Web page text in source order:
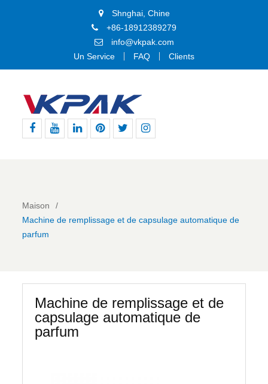
Shnghai, Chine
+86-18912389279
info@vkpak.com
Un Service
FAQ Clients
Maison
Machine de remplissage et de capsulage automatique de
parfum
Machine de remplissage et de
capsulage automatique de
parfum